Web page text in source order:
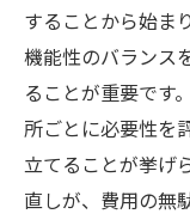
することから始ま
機能性のバランス
ることが重要です
所ごとに必要性を
立てることが挙げ
直しが、費用の無